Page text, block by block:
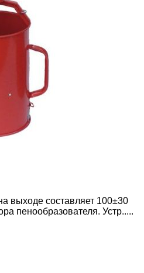
выходе составляет 100±30
пенообразователя. Устр.....